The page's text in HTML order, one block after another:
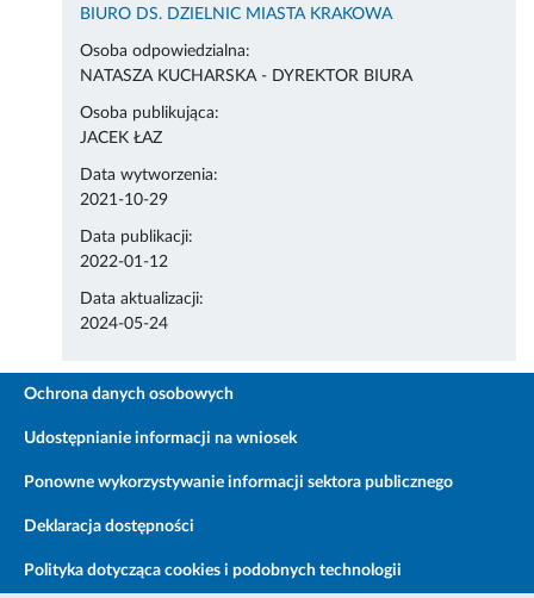
BIURO DS. DZIELNIC MIASTA KRAKOWA
Osoba odpowiedzialna:
NATASZA KUCHARSKA - DYREKTOR BIURA
Osoba publikująca:
JACEK ŁAZ
Data wytworzenia:
2021-10-29
Data publikacji:
2022-01-12
Data aktualizacji:
2024-05-24
Ochrona danych osobowych
Udostępnianie informacji na wniosek
Ponowne wykorzystywanie informacji sektora publicznego
Deklaracja dostępności
Polityka dotycząca cookies i podobnych technologii